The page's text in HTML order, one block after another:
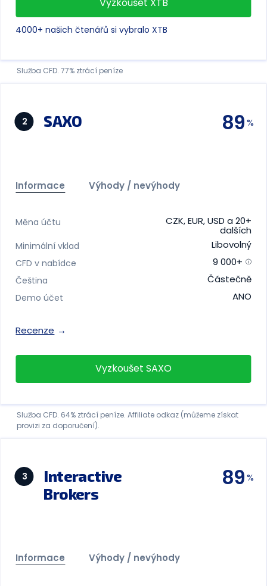
4000+ našich čtenářů si vybralo XTB
Služba CFD. 77% ztrácí peníze
2 SAXO 89
Informace Výhody / nevýhody
Měna účtu CZK, EUR, USD a 20+
dalších
Minimální vklad Libovolný
CFD v nabídce 9 000+
Čeština Částečně
Demo účet ANO
Recenze
Vyzkoušet SAXO
Služba CFD. 64% ztrácí peníze. Affiliate odkaz (můžeme získat
provizi za doporučení).
3
Interactive
Brokers
89
Informace Výhody / nevýhody